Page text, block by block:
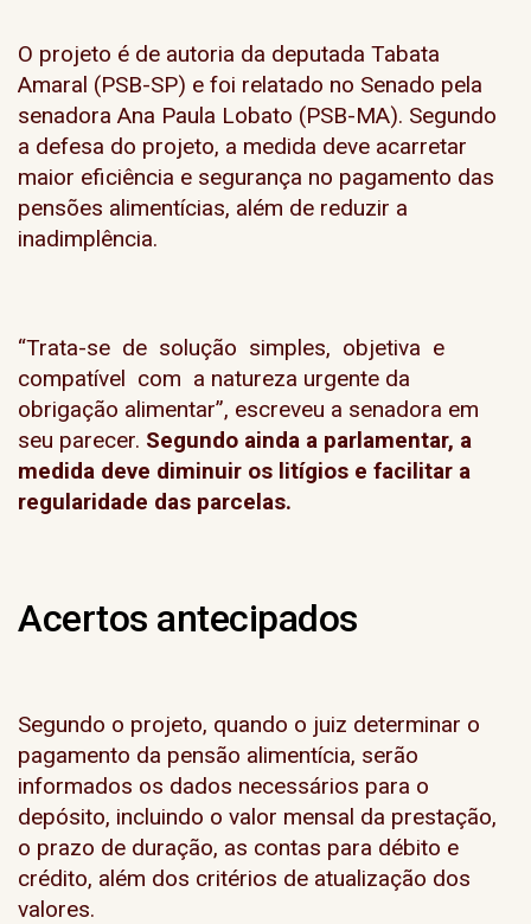
O projeto é de autoria da deputada Tabata
Amaral (PSB-SP) e foi relatado no Senado pela
senadora Ana Paula Lobato (PSB-MA). Segundo
a defesa do projeto, a medida deve acarretar
maior eficiência e segurança no pagamento das
pensões alimentícias, além de reduzir a
inadimplência.
“Trata-se de solução simples, objetiva e
compatível com a natureza urgente da
obrigação alimentar”, escreveu a senadora em
seu parecer. Segundo ainda a parlamentar, a
medida deve diminuir os litígios e facilitar a
regularidade das parcelas.
Acertos antecipados
Segundo o projeto, quando o juiz determinar o
pagamento da pensão alimentícia, serão
informados os dados necessários para o
depósito, incluindo o valor mensal da prestação,
o prazo de duração, as contas para débito e
crédito, além dos critérios de atualização dos
valores.